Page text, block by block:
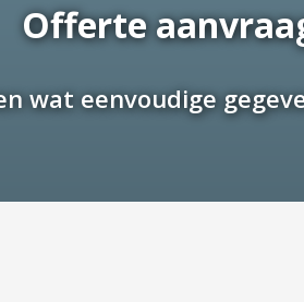
Offerte
wat eenvoudige